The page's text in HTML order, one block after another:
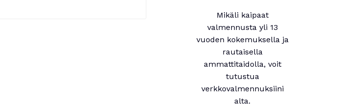
Mikäli kaipaat
valmennusta yli 13
vuoden kokemuksella ja
rautaisella
ammattitaidolla, voit
tutustua
verkkovalmennuksiini
alta.